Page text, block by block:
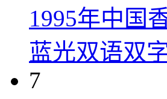
1995年中国
蓝光双语双
7